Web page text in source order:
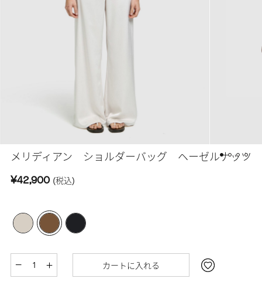
メリディアン ショルダーバッグ ヘーゼルナッツ
¥42,900 (税込)
カートに入れる